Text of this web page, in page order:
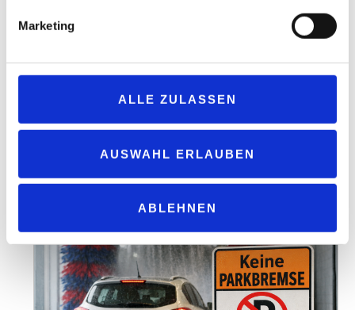
Marketing
ALLE ZULASSEN
AUSWAHL ERLAUBEN
ABLEHNEN
Der abgerissene Tankdeckel
jeden Punkt und jedes Komma ankommen kann. Der besagte
zweite Fall, der ebenfalls beim BGH landete, macht zudem
Schadenersatzforderungen von Waschkunden Tür und Tor zu
öffnen. Bei dem Urteil vom 22. Mai 2025 ging es um den